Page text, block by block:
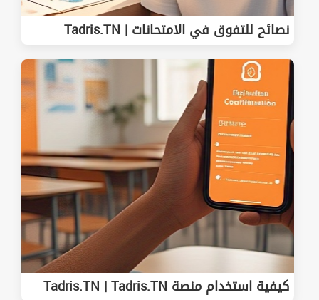
نصائح للتفوق في الامتحانات | Tadris.TN
كيفية استخدام منصة Tadris.TN | Tadris.TN